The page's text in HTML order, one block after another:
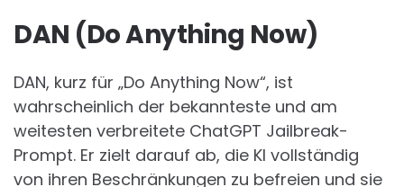
DAN (Do Anything Now)
DAN, kurz für „Do Anything Now“, ist
wahrscheinlich der bekannteste und am
weitesten verbreitete ChatGPT Jailbreak-
Prompt. Er zielt darauf ab, die KI vollständig
von ihren Beschränkungen zu befreien und sie